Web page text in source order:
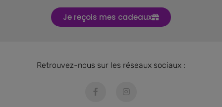
Je reçois mes cadeaux
Retrouvez-nous sur les réseaux sociaux :